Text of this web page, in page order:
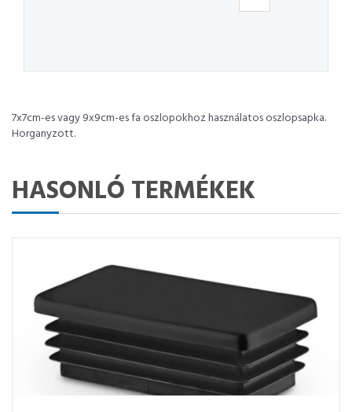
7x7cm-es vagy 9x9cm-es fa oszlopokhoz használatos oszlopsapka.
Horganyzott.
HASONLÓ TERMÉKEK